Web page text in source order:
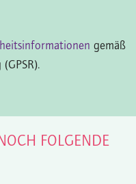
gemäß
FOLGENDE